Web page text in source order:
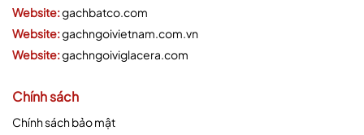
Website:gachbatco.com
Website:gachngoivietnam.com.vn
Website:gachngoiviglacera.com
Chính sách
Chính sách bảo mật